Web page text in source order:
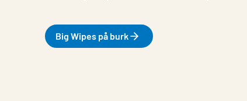
Big Wipes på burk